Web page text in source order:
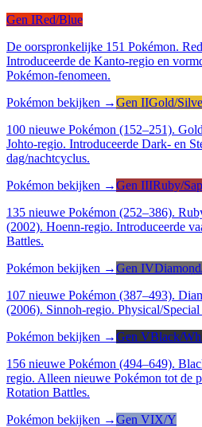
Gen IRed/Blue
De oorspronkelijke 151 Pokémon.
Introduceerde de Kanto-regio en
Pokémon-fenomeen.
Pokémon bekijken →Gen IIGold/
100 nieuwe Pokémon (152–251).
Johto-regio. Introduceerde Dark- en
dag/nachtcyclus.
Pokémon bekijken →Gen IIIRuby/
135 nieuwe Pokémon (252–386).
(2002). Hoenn-regio. Introduceerde
Battles.
Pokémon bekijken →Gen IV
107 nieuwe Pokémon (387–493).
(2006). Sinnoh-regio. Physical/Special
Pokémon bekijken →Gen VBlack/
156 nieuwe Pokémon (494–649).
regio. Alleen nieuwe Pokémon tot de
Rotation Battles.
Pokémon bekijken →Gen VIX/Y